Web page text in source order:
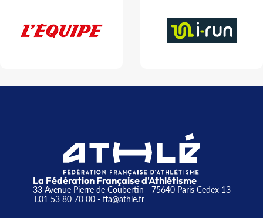
La Fédération Française d'Athlétisme
33 Avenue Pierre de Coubertin - 75640 Paris Cedex 13
T.01 53 80 70 00- ffa@athle.fr